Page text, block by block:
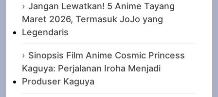
Jangan Lewatkan! 5 Anime Tayang
Maret 2026, Termasuk JoJo yang
Legendaris
Sinopsis Film Anime Cosmic Princess
Kaguya: Perjalanan Iroha Menjadi
Produser Kaguya